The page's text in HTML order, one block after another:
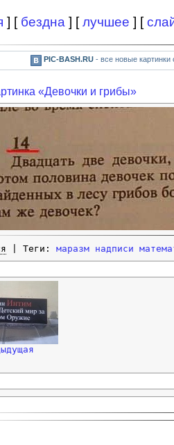
] [ бездна ] [лучшее ] [
PIC-BASH.RU- все новые картинки
«Девочки и грибы»
| Теги: маразм надписи